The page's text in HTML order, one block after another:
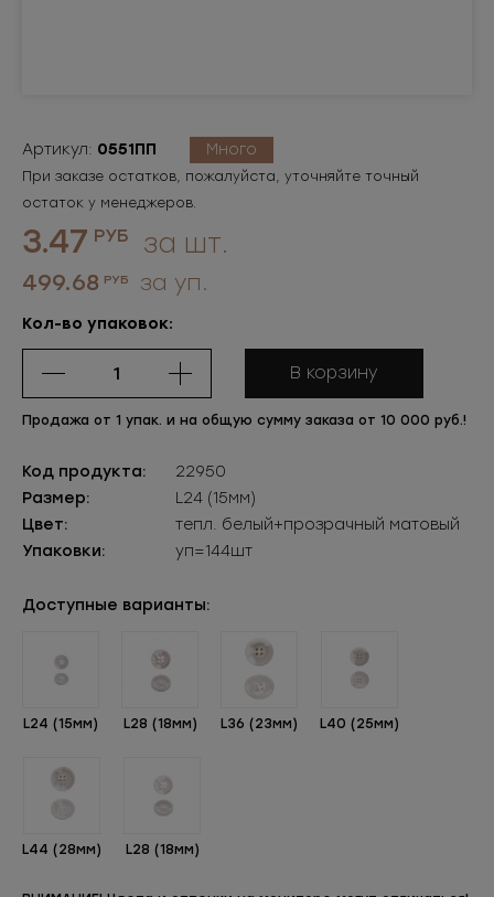
Артикул: 0551ПП Много
При заказе остатков, пожалуйста, уточняйте точный
остаток у менеджеров.
3.47 РУБ за шт.
499.68 РУБ за уп.
Кол-во упаковок:
В корзину
Продажа от 1 упак. и на общую сумму заказа от 10 000 руб.!
Код продукта:
22950
Размер:
L24 (15мм)
Цвет:
тепл. белый+прозрачный матовый
Упаковки:
уп=144шт
Доступные варианты:
L24 (15мм) L28 (18мм) L36 (23мм) L40 (25мм)
L44 (28мм) L28 (18мм)